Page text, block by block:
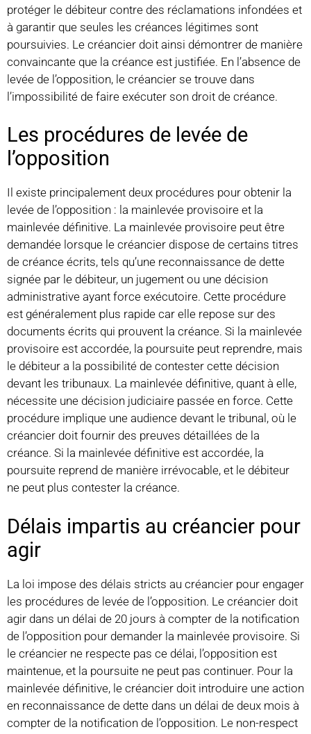
protéger le débiteur contre des réclamations infondées et
à garantir que seules les créances légitimes sont
poursuivies. Le créancier doit ainsi démontrer de manière
convaincante que la créance est justifiée. En l’absence de
levée de l’opposition, le créancier se trouve dans
l’impossibilité de faire exécuter son droit de créance.
Les procédures de levée de
l’opposition
Il existe principalement deux procédures pour obtenir la
levée de l’opposition : la mainlevée provisoire et la
mainlevée définitive. La mainlevée provisoire peut être
demandée lorsque le créancier dispose de certains titres
de créance écrits, tels qu’une reconnaissance de dette
signée par le débiteur, un jugement ou une décision
administrative ayant force exécutoire. Cette procédure
est généralement plus rapide car elle repose sur des
documents écrits qui prouvent la créance. Si la mainlevée
provisoire est accordée, la poursuite peut reprendre, mais
le débiteur a la possibilité de contester cette décision
devant les tribunaux. La mainlevée définitive, quant à elle,
nécessite une décision judiciaire passée en force. Cette
procédure implique une audience devant le tribunal, où le
créancier doit fournir des preuves détaillées de la
créance. Si la mainlevée définitive est accordée, la
poursuite reprend de manière irrévocable, et le débiteur
ne peut plus contester la créance.
Délais impartis au créancier pour
agir
La loi impose des délais stricts au créancier pour engager
les procédures de levée de l’opposition. Le créancier doit
agir dans un délai de 20 jours à compter de la notification
de l’opposition pour demander la mainlevée provisoire. Si
le créancier ne respecte pas ce délai, l’opposition est
maintenue, et la poursuite ne peut pas continuer. Pour la
mainlevée définitive, le créancier doit introduire une action
en reconnaissance de dette dans un délai de deux mois à
compter de la notification de l’opposition. Le non-respect